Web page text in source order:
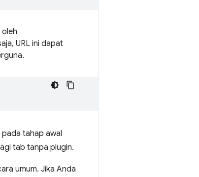
URL ini dapat
tahap awal
tab tanpa plugin.
umum. Jika Anda